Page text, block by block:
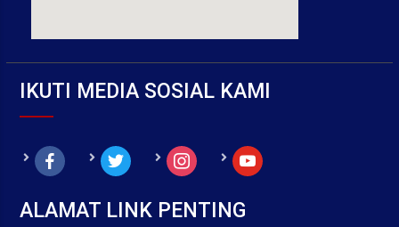
IKUTI MEDIA SOSIAL KAMI
facebook twitter instagram youtube
ALAMAT LINK PENTING